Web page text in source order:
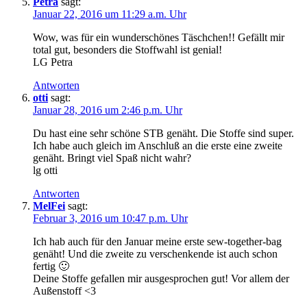
Januar 22, 2016 um 11:29 a.m. Uhr
Wow, was für ein wunderschönes Täschchen!! Gefällt mir
total gut, besonders die Stoffwahl ist genial!
LG Petra
Antworten
otti sagt:
Januar 28, 2016 um 2:46 p.m. Uhr
Du hast eine sehr schöne STB genäht. Die Stoffe sind super.
Ich habe auch gleich im Anschluß an die erste eine zweite
genäht. Bringt viel Spaß nicht wahr?
lg otti
Antworten
MelFei sagt:
Februar 3, 2016 um 10:47 p.m. Uhr
Ich hab auch für den Januar meine erste sew-together-bag
genäht! Und die zweite zu verschenkende ist auch schon
fertig 🙂
Deine Stoffe gefallen mir ausgesprochen gut! Vor allem der
Außenstoff <3